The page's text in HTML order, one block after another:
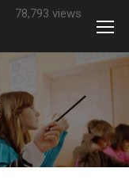
78,793 views